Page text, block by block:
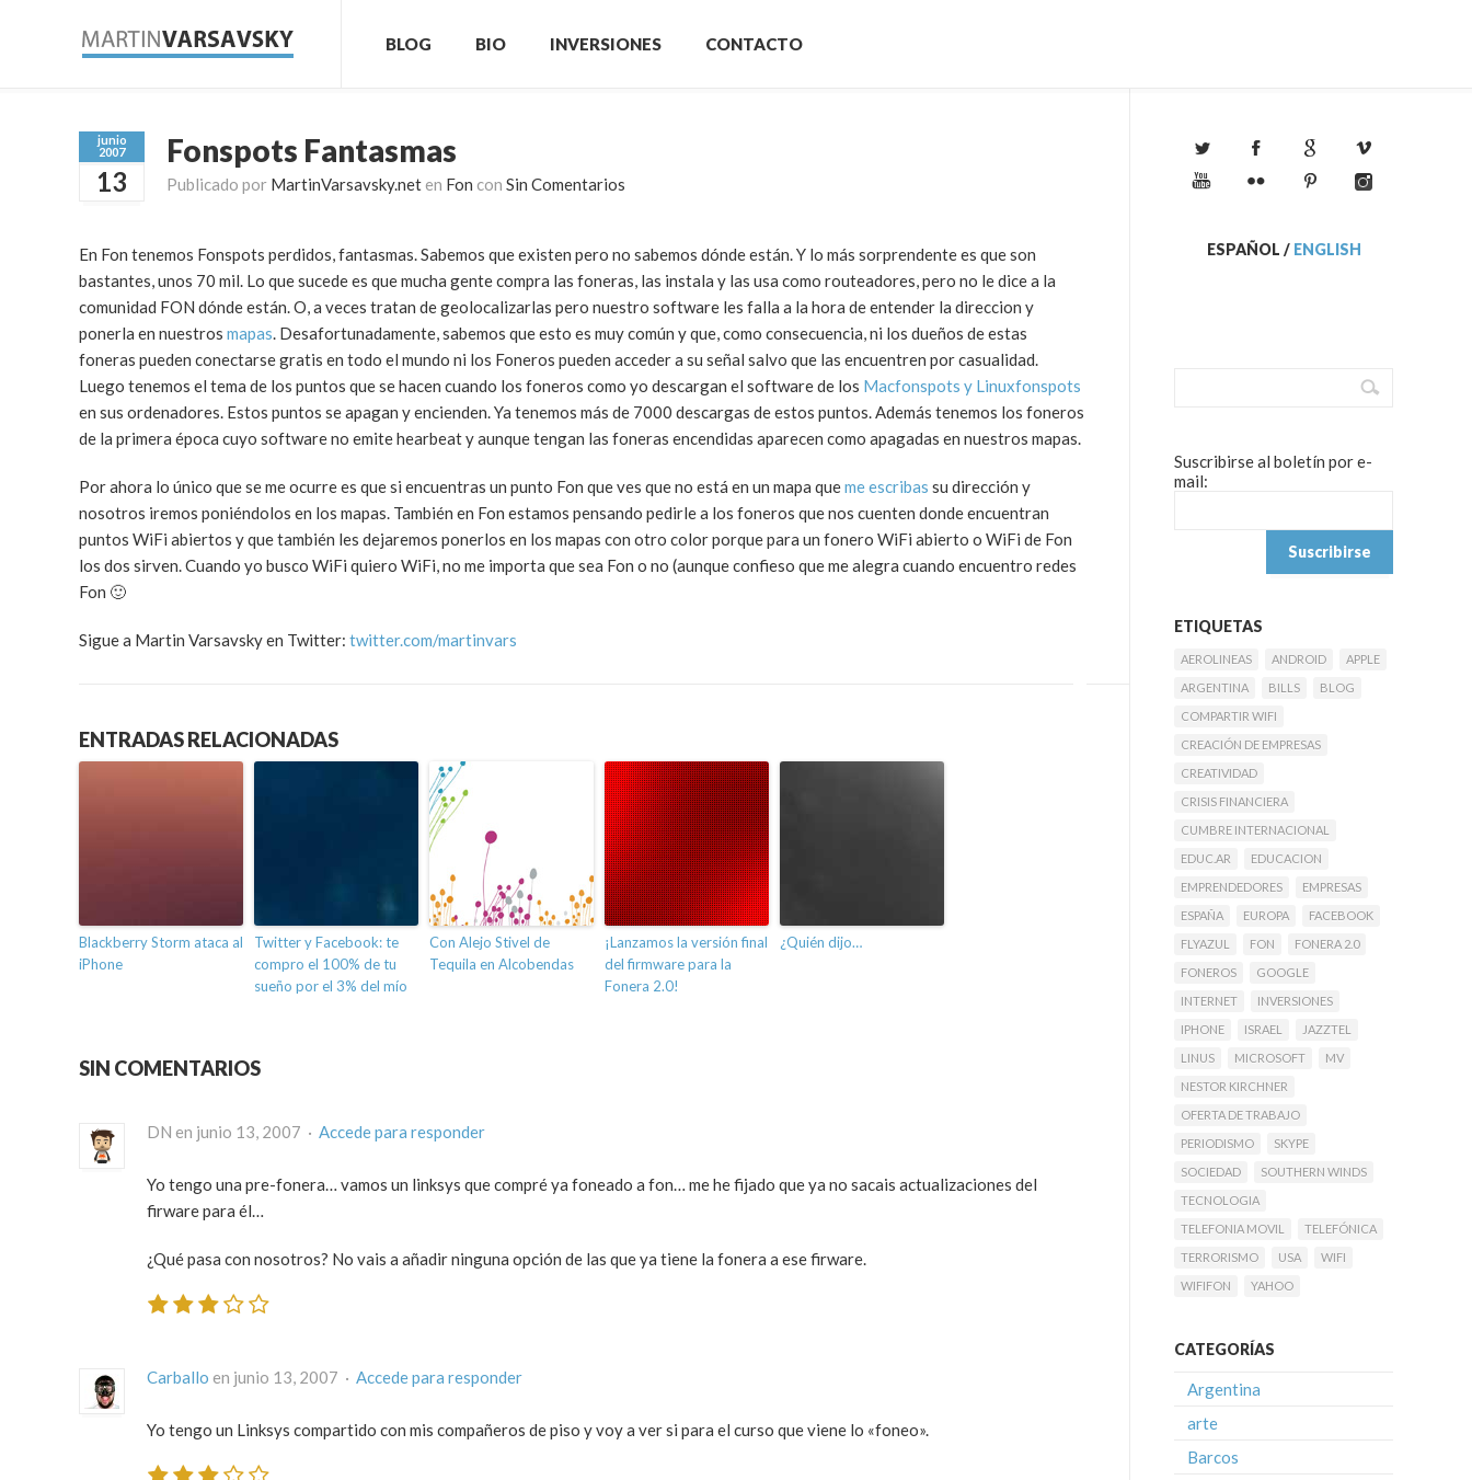
BLOG BIO INVERSIONES CONTACTO
junio
2007
13
Fonspots Fantasmas
Publicado por MartinVarsavsky.net en Fon con Sin Comentarios
En Fon tenemos Fonspots perdidos, fantasmas. Sabemos que existen pero no sabemos dónde están. Y lo más sorprendente es que son
bastantes, unos 70 mil. Lo que sucede es que mucha gente compra las foneras, las instala y las usa como routeadores, pero no le dice a la
comunidad FON dónde están. O, a veces tratan de geolocalizarlas pero nuestro software les falla a la hora de entender la direccion y
ponerla en nuestros mapas. Desafortunadamente, sabemos que esto es muy común y que, como consecuencia, ni los dueños de estas
foneras pueden conectarse gratis en todo el mundo ni los Foneros pueden acceder a su señal salvo que las encuentren por casualidad.
Luego tenemos el tema de los puntos que se hacen cuando los foneros como yo descargan el software de los Macfonspots y Linuxfonspots
en sus ordenadores. Estos puntos se apagan y encienden. Ya tenemos más de 7000 descargas de estos puntos. Además tenemos los foneros
de la primera época cuyo software no emite hearbeat y aunque tengan las foneras encendidas aparecen como apagadas en nuestros mapas.
Por ahora lo único que se me ocurre es que si encuentras un punto Fon que ves que no está en un mapa queme escribas su dirección y
nosotros iremos poniéndolos en los mapas. También en Fon estamos pensando pedirle a los foneros que nos cuenten donde encuentran
puntos WiFi abiertos y que también les dejaremos ponerlos en los mapas con otro color porque para un fonero WiFi abierto o WiFi de Fon
los dos sirven. Cuando yo busco WiFi quiero WiFi, no me importa que sea Fon o no (aunque confieso que me alegra cuando encuentro redes
Fon 🙂
Sigue a Martin Varsavsky en Twitter: twitter.com/martinvars
ENTRADAS RELACIONADAS
Blackberry Storm ataca al
iPhone
Twitter y Facebook: te
compro el 100% de tu
sueño por el 3% del mío
Con Alejo Stivel de
Tequila en Alcobendas
¡Lanzamos la versión final
del firmware para la
Fonera 2.0!
¿Quién dijo…
SIN COMENTARIOS
DN en junio 13, 2007 · Accede para responder
Yo tengo una pre-fonera… vamos un linksys que compré ya foneado a fon… me he fijado que ya no sacais actualizaciones del
firware para él…
¿Qué pasa con nosotros? No vais a añadir ninguna opción de las que ya tiene la fonera a ese firware.
Carballo en junio 13, 2007 · Accede para responder
Yo tengo un Linksys compartido con mis compañeros de piso y voy a ver si para el curso que viene lo «foneo».
ESPAÑOL / ENGLISH
Suscribirse al boletín por e-
mail:
ETIQUETAS
AEROLINEAS ANDROID
APPLE
ARGENTINA
BILLS
BLOG
COMPARTIR WIFI
CREACIÓN DE EMPRESAS
CREATIVIDAD
CRISIS FINANCIERA
CUMBRE INTERNACIONAL
EDUC.AR
EDUCACION
EMPRENDEDORES
EMPRESAS
ESPAÑA
EUROPA
FACEBOOK
FLYAZUL
FON
FONERA 2.0
FONEROS
GOOGLE
INTERNET
INVERSIONES
IPHONE
ISRAEL
JAZZTEL
LINUS
MICROSOFT
MV
NESTOR KIRCHNER
OFERTA DE TRABAJO
PERIODISMO
SKYPE
SOCIEDAD
SOUTHERN WINDS
TECNOLOGIA
TELEFONIA MOVIL
TELEFÓNICA
TERRORISMO
USA
WIFI
WIFIFON
YAHOO
CATEGORÍAS
Argentina
arte
Barcos